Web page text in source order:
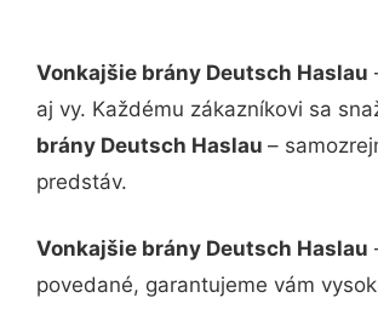
Vonkajšie brány Deutsch Haslau
aj vy. Každému zákazníkovi sa
brány Deutsch Haslau –
predstáv.
Vonkajšie brány Deutsch Haslau
povedané, garantujeme vám